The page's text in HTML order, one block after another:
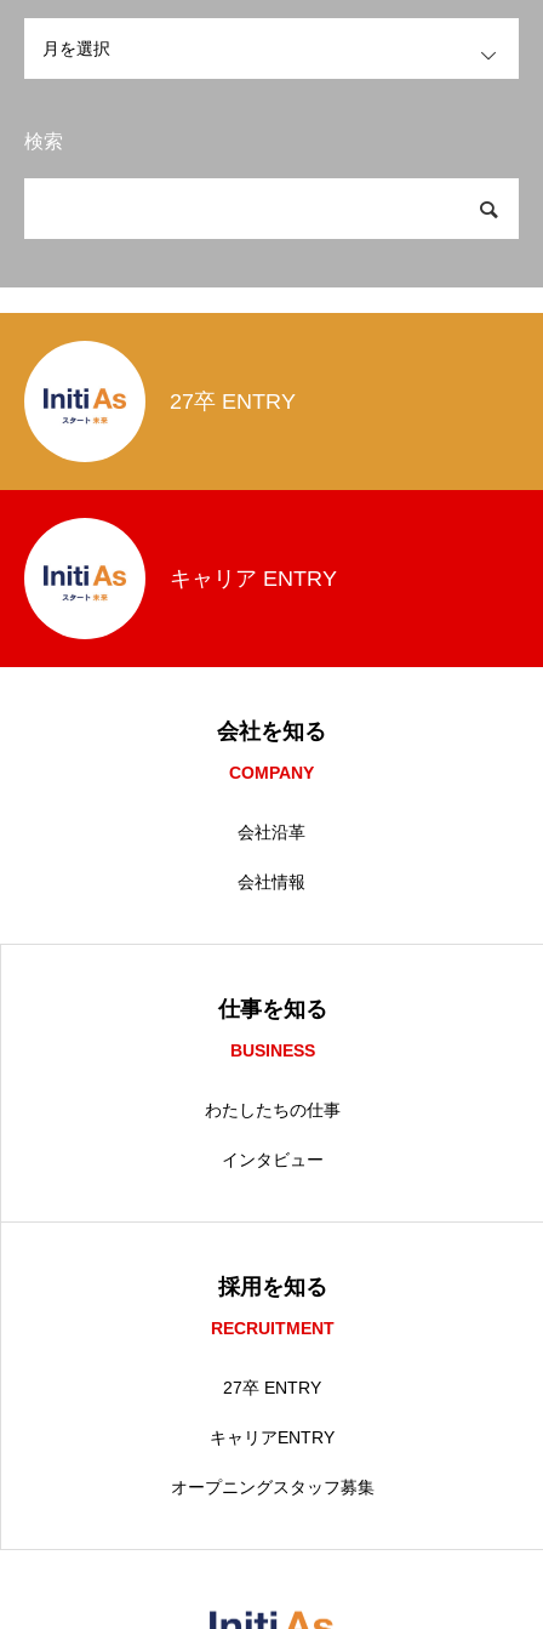
検索
27卒 ENTRY
キャリア ENTRY
会社を知る
COMPANY
会社沿革
会社情報
仕事を知る
BUSINESS
わたしたちの仕事
インタビュー
採用を知る
RECRUITMENT
27卒 ENTRY
キャリアENTRY
オープニングスタッフ募集